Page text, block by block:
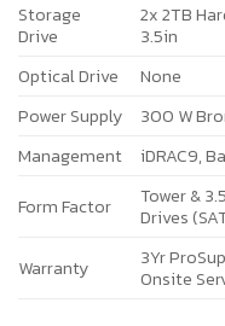
Storage
Drive
2x 2TB
3.5in
Optical Drive
None
Power Supply
300 W
Management
iDRAC9,
Form Factor
Tower &
Drives
Warranty
3Yr
Onsite